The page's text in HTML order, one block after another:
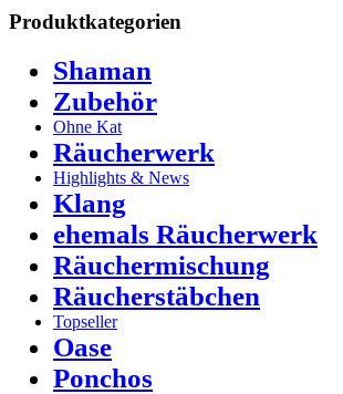
Produktkategorien
Shaman
Zubehör
Ohne Kat
Räucherwerk
Highlights & News
Klang
ehemals Räucherwerk
Räuchermischung
Räucherstäbchen
Topseller
Oase
Ponchos